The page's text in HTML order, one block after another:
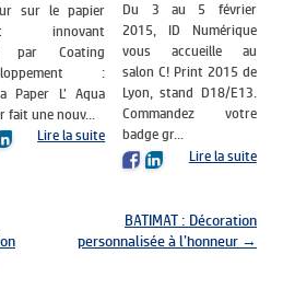
sur le papier
innovant
par Coating
:
Paper L’ Aqua
fait une nouv...
Lire la suite
Du 3 au 5 février
2015, ID Numérique
vous accueille au
salon C! Print 2015 de
Lyon, stand D18/E13.
Commandez votre
badge gr...
Lire la suite
BATIMAT : Décoration
personnalisée à l’honneur →